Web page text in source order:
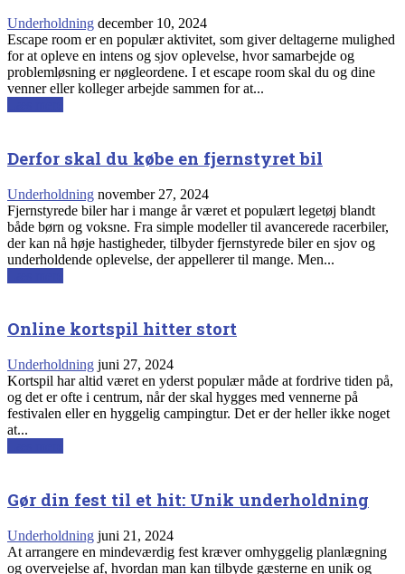
Underholdning december 10, 2024
Escape room er en populær aktivitet, som giver deltagerne mulighed
for at opleve en intens og sjov oplevelse, hvor samarbejde og
problemløsning er nøgleordene. I et escape room skal du og dine
venner eller kolleger arbejde sammen for at...
Derfor skal du købe en fjernstyret bil
Underholdning november 27, 2024
Fjernstyrede biler har i mange år været et populært legetøj blandt
både børn og voksne. Fra simple modeller til avancerede racerbiler,
der kan nå høje hastigheder, tilbyder fjernstyrede biler en sjov og
underholdende oplevelse, der appellerer til mange. Men...
Online kortspil hitter stort
Underholdning juni 27, 2024
Kortspil har altid været en yderst populær måde at fordrive tiden på,
og det er ofte i centrum, når der skal hygges med vennerne på
festivalen eller en hyggelig campingtur. Det er der heller ikke noget
at...
Gør din fest til et hit: Unik underholdning
Underholdning juni 21, 2024
At arrangere en mindeværdig fest kræver omhyggelig planlægning
og overvejelse af, hvordan man kan tilbyde gæsterne en unik og